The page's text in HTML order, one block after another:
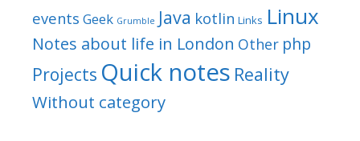
events Geek Grumble Java kotlin Links Linux
Notes about life in London Other php
Projects Quick notes Reality
Without category